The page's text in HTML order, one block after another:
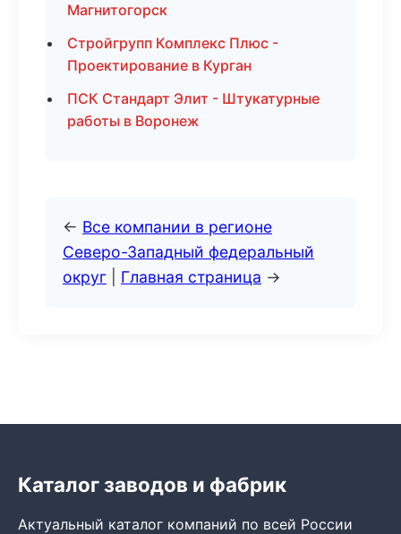
Магнитогорск
Стройгрупп Комплекс Плюс -
Проектирование в Курган
ПСК Стандарт Элит - Штукатурные
работы в Воронеж
← Все компании в регионе
Северо-Западный федеральный
округ
Главная страница →
Каталог заводов и фабрик
Актуальный каталог компаний по всей России